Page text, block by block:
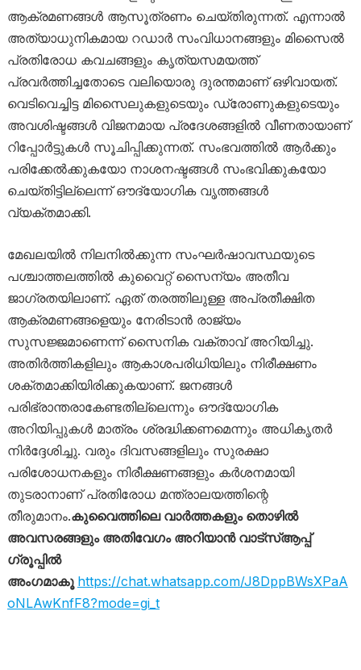
ആക്രമണങ്ങൾ ആസൂത്രണം ചെയ്തിരുന്നത്. എന്നാൽ
അത്യാധുനികമായ റഡാർ സംവിധാനങ്ങളും മിസൈൽ
പ്രതിരോധ കവചങ്ങളും കൃത്യസമയത്ത്
പ്രവർത്തിച്ചതോടെ വലിയൊരു ദുരന്തമാണ് ഒഴിവായത്.
വെടിവെച്ചിട്ട മിസൈലുകളുടെയും ഡ്രോണുകളുടെയും
അവശിഷ്ടങ്ങൾ വിജനമായ പ്രദേശങ്ങളിൽ വീണതായാണ്
റിപ്പോർട്ടുകൾ സൂചിപ്പിക്കുന്നത്. സംഭവത്തിൽ ആർക്കും
പരിക്കേൽക്കുകയോ നാശനഷ്ടങ്ങൾ സംഭവിക്കുകയോ
ചെയ്തിട്ടില്ലെന്ന് ഔദ്യോഗിക വൃത്തങ്ങൾ
വ്യക്തമാക്കി.
മേഖലയിൽ നിലനിൽക്കുന്ന സംഘർഷാവസ്ഥയുടെ
പശ്ചാത്തലത്തിൽ കുവൈറ്റ് സൈന്യം അതീവ
ജാഗ്രതയിലാണ്. ഏത് തരത്തിലുള്ള അപ്രതീക്ഷിത
ആക്രമണങ്ങളെയും നേരിടാൻ രാജ്യം
സുസജ്ജമാണെന്ന് സൈനിക വക്താവ് അറിയിച്ചു.
അതിർത്തികളിലും ആകാശപരിധിയിലും നിരീക്ഷണം
ശക്തമാക്കിയിരിക്കുകയാണ്. ജനങ്ങൾ
പരിഭ്രാന്തരാകേണ്ടതില്ലെന്നും ഔദ്യോഗിക
അറിയിപ്പുകൾ മാത്രം ശ്രദ്ധിക്കണമെന്നും അധികൃതർ
നിർദ്ദേശിച്ചു. വരും ദിവസങ്ങളിലും സുരക്ഷാ
പരിശോധനകളും നിരീക്ഷണങ്ങളും കർശനമായി
തുടരാനാണ് പ്രതിരോധ മന്ത്രാലയത്തിന്റെ
തീരുമാനം.കുവൈത്തിലെ വാർത്തകളും തൊഴിൽ
അവസരങ്ങളും അതിവേഗം അറിയാൻ വാട്സ്ആപ്പ്
ഗ്രൂപ്പിൽ
അംഗമാകൂ https://chat.whatsapp.com/J8DppBWsXPaA
oNLAwKnfF8?mode=gi_t